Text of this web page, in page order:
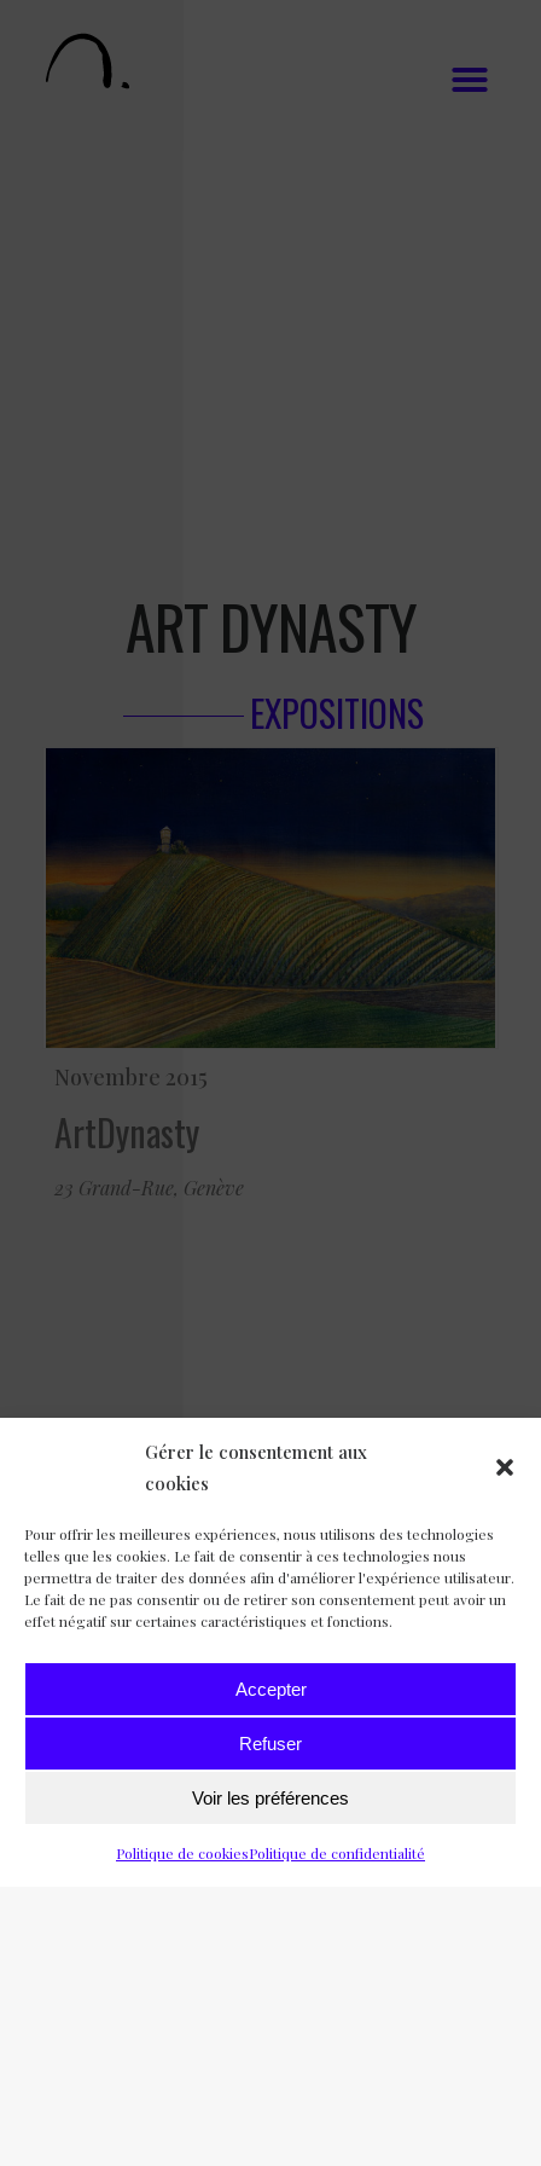
Gérer le consentement aux
cookies
Pour offrir les meilleures expériences, nous utilisons des technologies
telles que les cookies. Le fait de consentir à ces technologies nous
permettra de traiter des données afin d'améliorer l'expérience utilisateur.
Le fait de ne pas consentir ou de retirer son consentement peut avoir un
effet négatif sur certaines caractéristiques et fonctions.
Accepter
Refuser
Voir les préférences
Politique de cookiesPolitique de confidentialité
ART DYNASTY
EXPOSITIONS
Novembre 2015
ArtDynasty
23 Grand-Rue, Genève